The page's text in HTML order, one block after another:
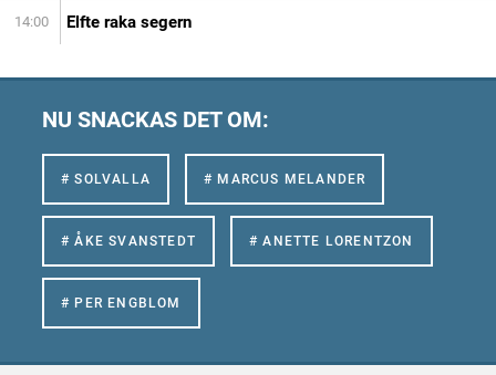
14:00 Elfte raka segern
NU SNACKAS DET OM:
# SOLVALLA # MARCUS MELANDER
# ÅKE SVANSTEDT # ANETTE LORENTZON
# PER ENGBLOM